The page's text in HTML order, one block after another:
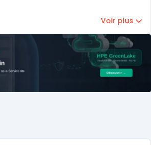
Voir plus